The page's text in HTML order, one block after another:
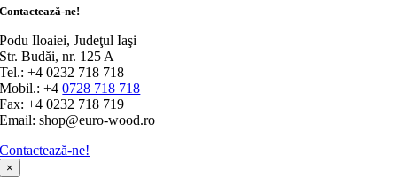
Contactează-ne!
Podu Iloaiei, Judeţul Iaşi
Str. Budăi, nr. 125 A
Tel.: +4 0232 718 718
Mobil.: +40728 718 718
Fax: +4 0232 718 719
Email: shop@euro-wood.ro
Contactează-ne!
×